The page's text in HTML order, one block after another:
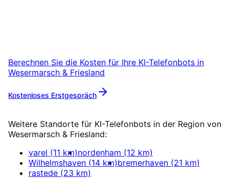
Berechnen Sie die Kosten für Ihre KI-Telefonbots in
Wesermarsch & Friesland
Kostenloses Erstgespräch
Weitere Standorte für KI-Telefonbots in der Region von
Wesermarsch & Friesland:
varel (11 km)nordenham (12 km)
Wilhelmshaven (14 km)bremerhaven (21 km)
rastede (23 km)